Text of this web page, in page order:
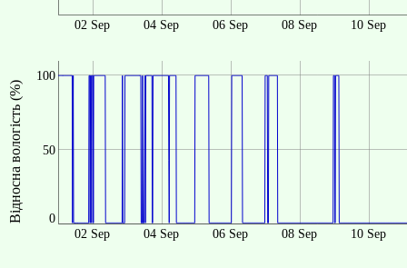
02 Sep 04 Sep 06 Sep 08 Sep 10 Sep
Відносна вологість (%) 0
50
100
02 Sep 04 Sep 06 Sep 08 Sep 10 Sep